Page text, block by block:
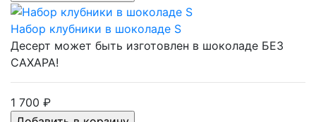
Набор клубники в шоколаде S
Десерт может быть изготовлен в шоколаде БЕЗ
САХАРА!
1 700 ₽